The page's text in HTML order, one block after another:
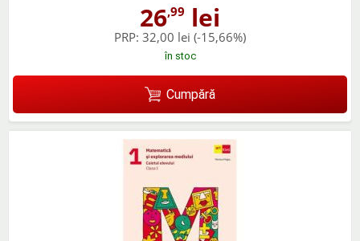
26,99 lei
PRP: 32,00 lei (-15,66%)
în stoc
Cumpără